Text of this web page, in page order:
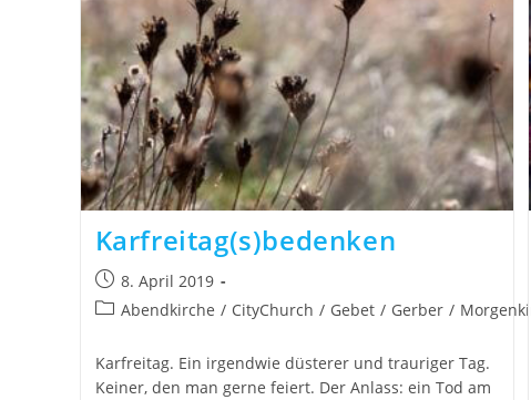
Karfreitag(s)bedenken
8. April 2019
Abendkirche / CityChurch / Gebet / Gerber /
Karfreitag. Ein irgendwie düsterer und trauriger Tag.
Keiner, den man gerne feiert. Der Anlass: ein Tod am